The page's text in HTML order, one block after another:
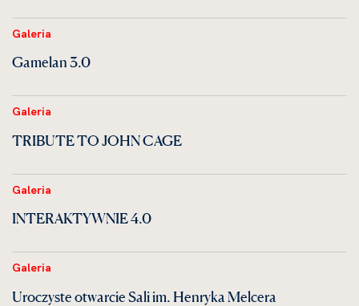
Galeria
Gamelan 3.0
Galeria
TRIBUTE TO JOHN CAGE
Galeria
INTERAKTYWNIE 4.0
Galeria
Uroczyste otwarcie Sali im. Henryka Melcera